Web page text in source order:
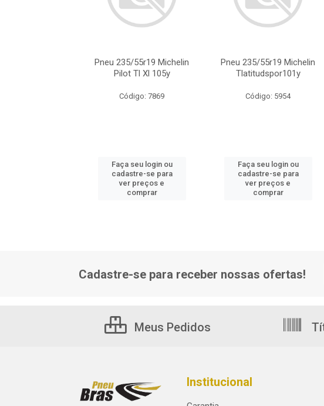
Pneu 235/55r19 Michelin
Pilot Tl Xl 105y
Código: 7869
Faça seu login ou
cadastre-se para
ver preços e
comprar
Pneu 235/55r19 Michelin
Tlatitudspor101y
Código: 5954
Faça seu login ou
cadastre-se para
ver preços e
comprar
Cadastre-se para receber nossas ofertas!
Meus Pedidos
Institucional